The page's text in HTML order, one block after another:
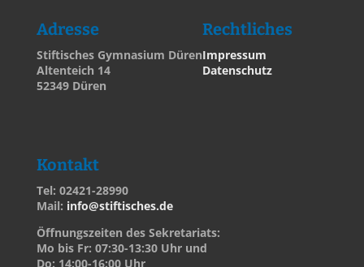
Adresse
Stiftisches Gymnasium Düren
Altenteich 14
52349 Düren
Rechtliches
Impressum
Datenschutz
Kontakt
Tel: 02421-28990
Mail: info@stiftisches.de
Öffnungszeiten des Sekretariats:
Mo bis Fr: 07:30-13:30 Uhr und
Do: 14:00-16:00 Uhr